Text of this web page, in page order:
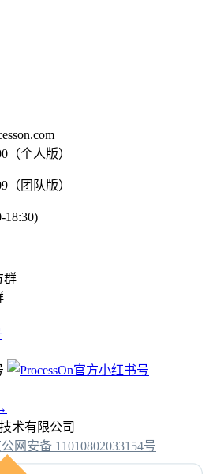
（个人版）
（团队版）
18:30)
术有限公司
网安备 11010802033154号